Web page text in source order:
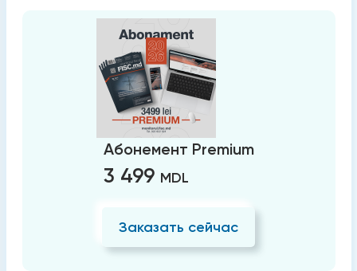
Абонемент Premium
3 499 MDL
Заказать сейчас